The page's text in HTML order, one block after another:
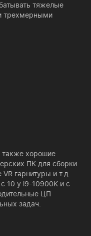
тяжелые
трехмерными
также хорошие
ПК для сборки
гарнитуры и т.д.
10 у i9-10900K и с
ЦП
задач.